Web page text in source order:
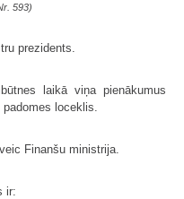
593)
prezidents.
laikā viņa pienākumus
loceklis.
Finanšu ministrija.
ir: